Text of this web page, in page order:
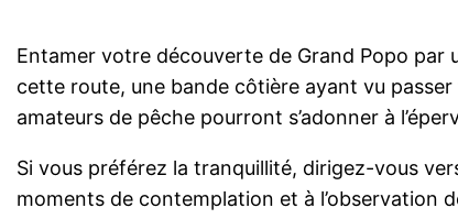
Entamer votre découverte de Grand Popo par
cette route, une bande côtière ayant vu
amateurs de pêche pourront s’adonner à
Si vous préférez la tranquillité, dirigez-vous
moments de contemplation et à l’observation